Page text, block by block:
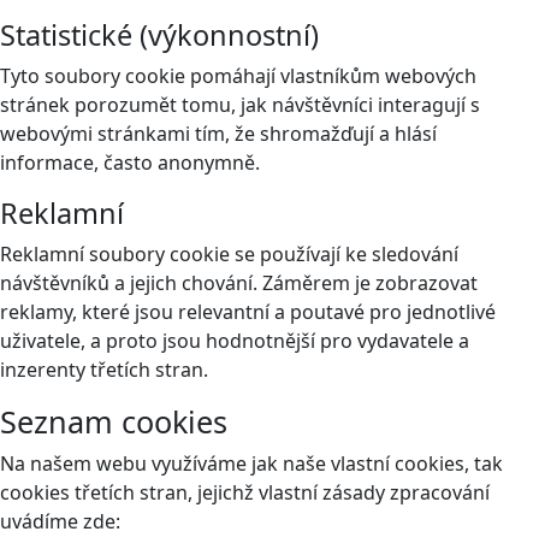
Statistické (výkonnostní)
Tyto soubory cookie pomáhají vlastníkům webových
stránek porozumět tomu, jak návštěvníci interagují s
webovými stránkami tím, že shromažďují a hlásí
informace, často anonymně.
Reklamní
Reklamní soubory cookie se používají ke sledování
návštěvníků a jejich chování. Záměrem je zobrazovat
reklamy, které jsou relevantní a poutavé pro jednotlivé
uživatele, a proto jsou hodnotnější pro vydavatele a
inzerenty třetích stran.
Seznam cookies
Na našem webu využíváme jak naše vlastní cookies, tak
cookies třetích stran, jejichž vlastní zásady zpracování
uvádíme zde: